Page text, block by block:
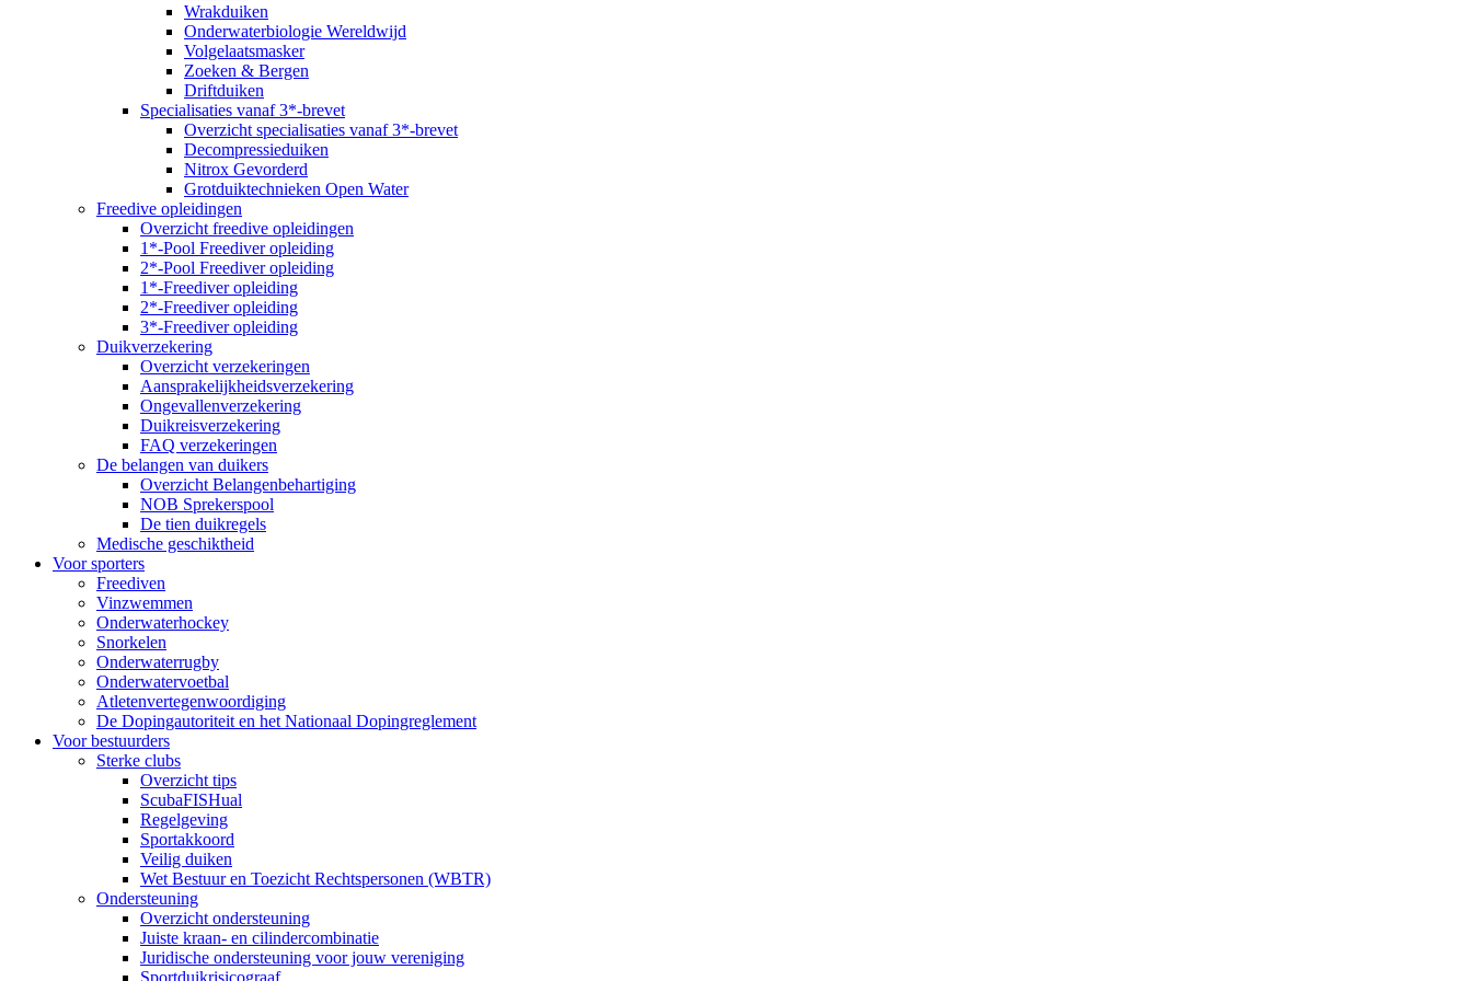
Wrakduiken
Onderwaterbiologie Wereldwijd
Volgelaatsmasker
Zoeken & Bergen
Driftduiken
Specialisaties vanaf 3*-brevet
Overzicht specialisaties vanaf 3*-brevet
Decompressieduiken
Nitrox Gevorderd
Grotduiktechnieken Open Water
Freedive opleidingen
Overzicht freedive opleidingen
1*-Pool Freediver opleiding
2*-Pool Freediver opleiding
1*-Freediver opleiding
2*-Freediver opleiding
3*-Freediver opleiding
Duikverzekering
Overzicht verzekeringen
Aansprakelijkheidsverzekering
Ongevallenverzekering
Duikreisverzekering
FAQ verzekeringen
De belangen van duikers
Overzicht Belangenbehartiging
NOB Sprekerspool
De tien duikregels
Medische geschiktheid
Voor sporters
Freediven
Vinzwemmen
Onderwaterhockey
Snorkelen
Onderwaterrugby
Onderwatervoetbal
Atletenvertegenwoordiging
De Dopingautoriteit en het Nationaal Dopingreglement
Voor bestuurders
Sterke clubs
Overzicht tips
ScubaFISHual
Regelgeving
Sportakkoord
Veilig duiken
Wet Bestuur en Toezicht Rechtspersonen (WBTR)
Ondersteuning
Overzicht ondersteuning
Juiste kraan- en cilindercombinatie
Juridische ondersteuning voor jouw vereniging
Sportduikrisicograaf